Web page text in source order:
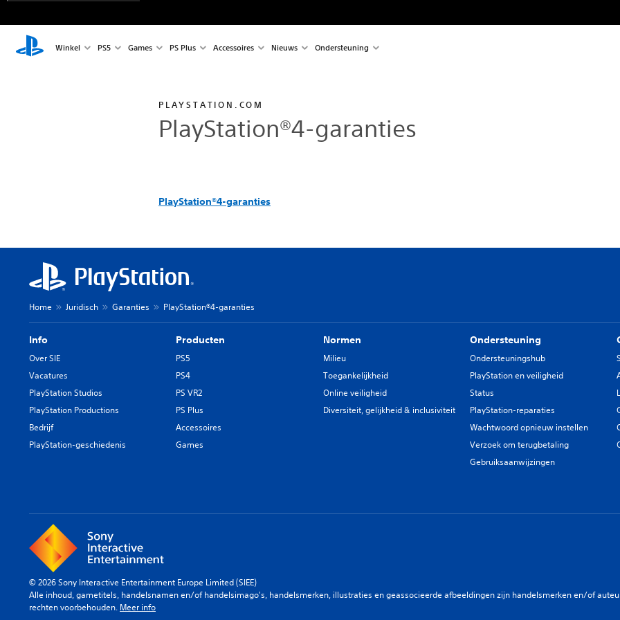
Winkel PS5 Games PS Plus Accessoires Nieuws Ondersteuning
PLAYSTATION.COM
PlayStation®4-garanties
PlayStation®4-garanties
Home Juridisch Garanties PlayStation®4-garanties
Info
Over SIE
Vacatures
PlayStation Studios
PlayStation Productions
Bedrijf
PlayStation-geschiedenis
Producten
PS5
PS4
PS VR2
PS Plus
Accessoires
Games
Normen
Milieu
Toegankelijkheid
Online veiligheid
Diversiteit, gelijkheid & inclusiviteit
Ondersteuning
Ondersteuningshub
PlayStation en veiligheid
Status
PlayStation-reparaties
Wachtwoord opnieuw instellen
Verzoek om terugbetaling
Gebruiksaanwijzingen
© 2026 Sony Interactive Entertainment Europe Limited (SIEE)
Alle inhoud, gametitels, handelsnamen en/of handelsimago's, handelsmerken, illustraties en geassocieerde afbeeldingen zijn handelsmerken en/of
rechten voorbehouden. Meer info